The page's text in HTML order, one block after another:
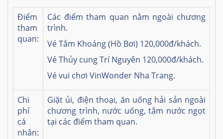
Điểm
tham
quan:
Các điểm tham quan nằm ngoài chương
trình.
Vé Tắm Khoáng (Hồ Bơi) 120,000đ/khách.
Vé Thủy cung Trí Nguyên 120,000đ/khách.
Vé vui chơi VinWonder Nha Trang.
Chi
phí
cá
nhân:
Giặt ủi, điện thoại, ăn uống hải sản ngoài
chương trình, nước uống, tắm nước ngọt
tại các điểm tham quan.